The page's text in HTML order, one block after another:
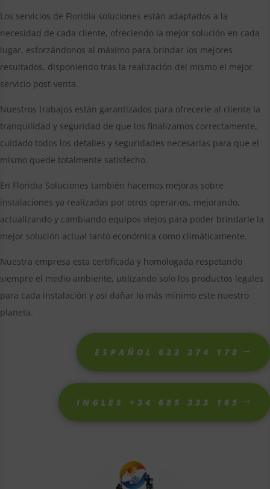
Los servicios de Floridia soluciones están adaptados a la
necesidad de cada cliente, ofreciendo la mejor solución en cada
lugar, esforzándonos al máximo para brindar los mejores
resultados, disponiendo tras la realización del mismo el mejor
servicio post-venta.
Nuestros trabajos están garantizados para ofrecerle al cliente la
tranquilidad y seguridad de que los finalizamos correctamente,
cuidado todos los detalles y seguridades necesarias para que el
mismo quede totalmente satisfecho.
En Floridia Soluciones también hacemos mejoras sobre
instalaciones ya realizadas por otros operarios, mejorando,
actualizando y cambiando equipos viejos para poder brindarle la
mejor solución actual tanto económica como climáticamente.
Nuestra empresa esta certificada y homologada respetando
siempre el medio ambiente, utilizando solo los productos legales
para cada instalación y así dañar lo más mínimo este nuestro
planeta.
ESPAÑOL 633 374 178
INGLES +34 685 333 165